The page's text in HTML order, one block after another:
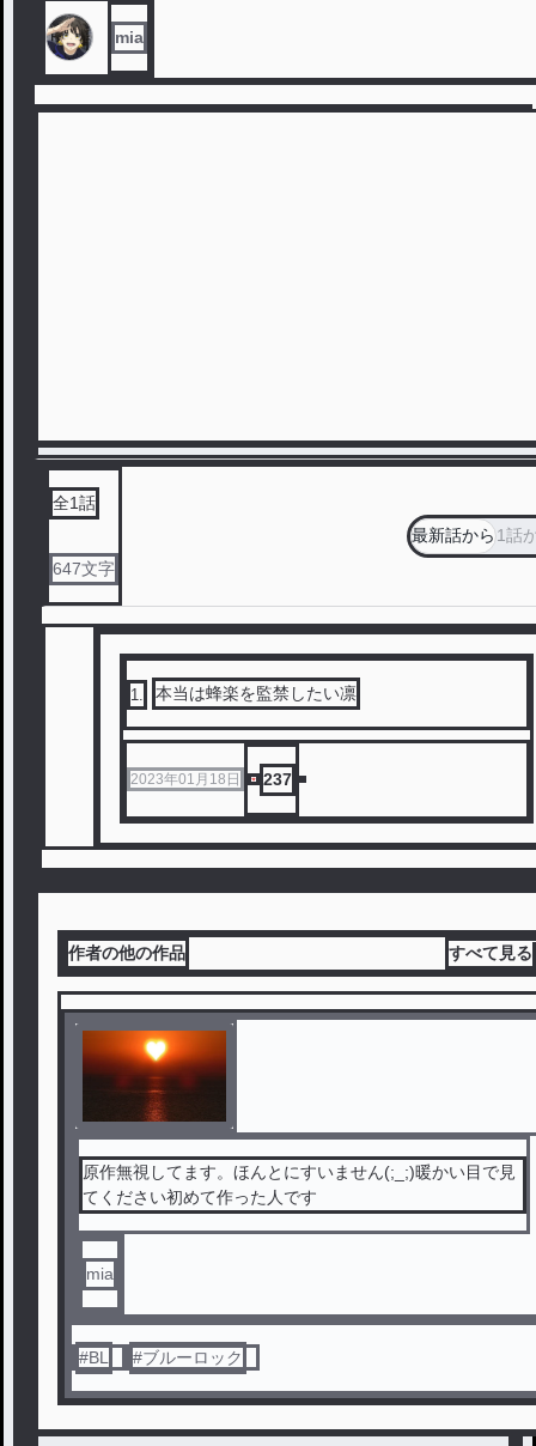
mia
全1話
647文字
最新話から1話
1 本当は蜂楽を監禁したい凛
2023年01月18日 237
作者の他の作品 すべて見る
原作無視してます。ほんとにすいません(;_;)暖かい目で見
てください初めて作った人です
mia
#BL #ブルーロック